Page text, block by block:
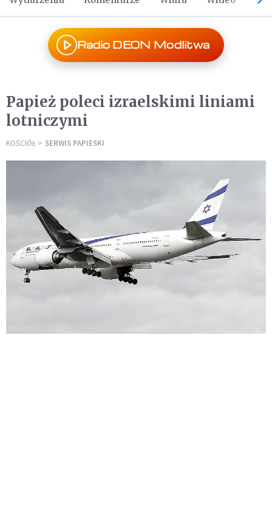
Radio DEON Modlitwa
Papież poleci izraelskimi liniami
lotniczymi
KOŚCIÓŁ SERWIS PAPIESKI